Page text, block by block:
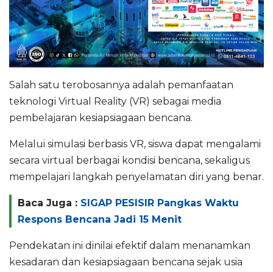
Salah satu terobosannya adalah pemanfaatan
teknologi Virtual Reality (VR) sebagai media
pembelajaran kesiapsiagaan bencana.
Melalui simulasi berbasis VR, siswa dapat mengalami
secara virtual berbagai kondisi bencana, sekaligus
mempelajari langkah penyelamatan diri yang benar.
Baca Juga : SIGAP PESISIR Pangkas Waktu
Respons Bencana Jadi 15 Menit
Pendekatan ini dinilai efektif dalam menanamkan
kesadaran dan kesiapsiagaan bencana sejak usia